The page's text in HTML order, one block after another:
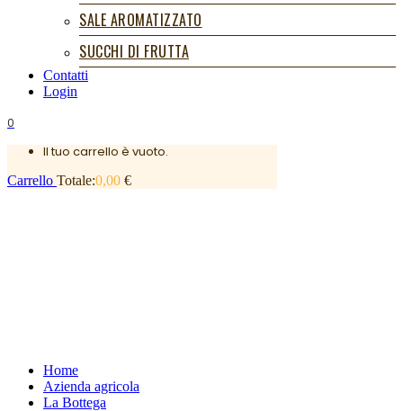
SALE AROMATIZZATO
SUCCHI DI FRUTTA
Contatti
Login
0
Il tuo carrello è vuoto.
Carrello Totale:0,00 €
Home
Azienda agricola
La Bottega